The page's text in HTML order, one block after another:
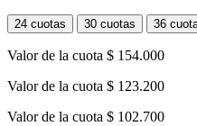
24 cuotas 30 cuotas 36
Valor de la cuota $ 154.000
Valor de la cuota $ 123.200
Valor de la cuota $ 102.700